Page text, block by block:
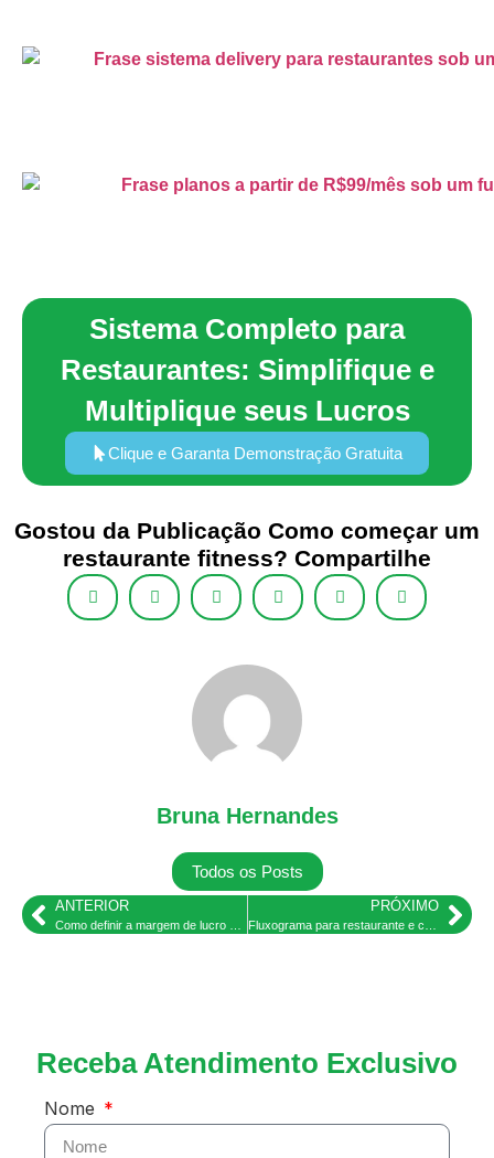
Sistema Completo para
Restaurantes: Simplifique e
Multiplique seus Lucros
Clique e Garanta Demonstração Gratuita
Gostou da Publicação Como começar um
restaurante fitness? Compartilhe
Bruna Hernandes
Todos os Posts
ANTERIOR PRÓXIMO
Receba Atendimento Exclusivo
Nome